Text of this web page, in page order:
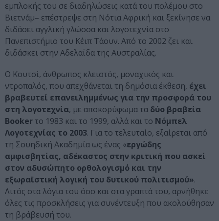
εμπλοκής του σε διαδηλώσεις κατά του πολέμου στο
Βιετνάμ– επέστρεψε στη Νότια Αφρική και ξεκίνησε να
διδάσει αγγλική γλώσσα και λογοτεχνία στο
Πανεπιστήμιο του Κέιπ Τάουν. Aπό το 2002 ζει και
διδάσκει στην Αδελαΐδα της Αυστραλίας.
Ο Κουτσί, άνθρωπος κλειστός, μοναχικός και
ντροπαλός, που απεχθάνεται τη δημόσια έκθεση, έχει
βραβευτεί επανειλημμένως για την προσφορά του
στη λογοτεχνία, με αποκορύφωμα τα δύο βραβεία
Booker το 1983 και το 1999, αλλά και το Νόμπελ
Λογοτεχνίας το 2003. Για το τελευταίο, εξαίρεται από
τη Σουηδική Ακαδημία ως ένας «εργώδης
αμφισβητίας, αδέκαστος στην κριτική που ασκεί
στον αδυσώπητο ορθολογισμό και την
εξωραϊστική λογική του δυτικού πολιτισμού».
Λιτός στα λόγια του όσο και στα γραπτά του, αρνήθηκε
όλες τις προσκλήσεις για συνέντευξη που ακολούθησαν
τη βράβευσή του.